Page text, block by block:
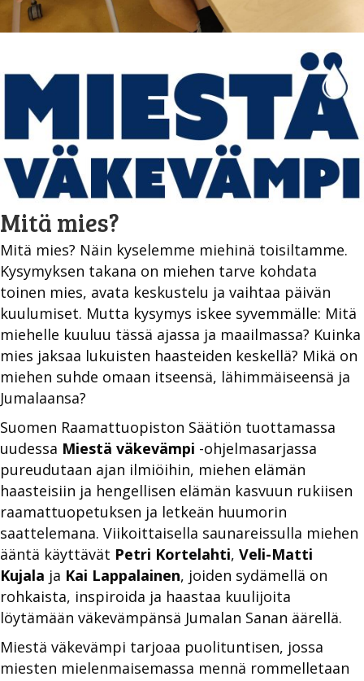
Mitä mies?
Mitä mies? Näin kyselemme miehinä toisiltamme.
Kysymyksen takana on miehen tarve kohdata
toinen mies, avata keskustelu ja vaihtaa päivän
kuulumiset. Mutta kysymys iskee syvemmälle: Mitä
miehelle kuuluu tässä ajassa ja maailmassa? Kuinka
mies jaksaa lukuisten haasteiden keskellä? Mikä on
miehen suhde omaan itseensä, lähimmäiseensä ja
Jumalaansa?
Suomen Raamattuopiston Säätiön tuottamassa
uudessa Miestä väkevämpi -ohjelmasarjassa
pureudutaan ajan ilmiöihin, miehen elämän
haasteisiin ja hengellisen elämän kasvuun rukiisen
raamattuopetuksen ja letkeän huumorin
saattelemana. Viikoittaisella saunareissulla miehen
ääntä käyttävät Petri Kortelahti, Veli-Matti
Kujala ja Kai Lappalainen, joiden sydämellä on
rohkaista, inspiroida ja haastaa kuulijoita
löytämään väkevämpänsä Jumalan Sanan äärellä.
Miestä väkevämpi tarjoaa puolituntisen, jossa
miesten mielenmaisemassa mennä rommelletaan